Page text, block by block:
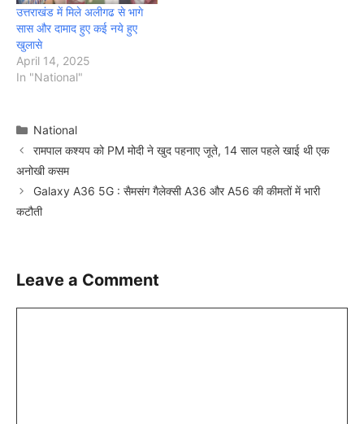
उत्तराखंड में मिले अलीगढ से भागे
सास और दामाद हुए कई नये हुए
खुलासे
April 14, 2025
In "National"
Categories
National
रामपाल कश्यप को PM मोदी ने खुद पहनाए जूते, 14 साल पहले खाई थी एक
अनोखी कसम
Galaxy A36 5G : सैमसंग गैलेक्सी A36 और A56 की कीमतों में भारी
कटौती
Leave a Comment